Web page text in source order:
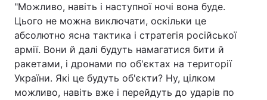
Тема оформлення
"Можливо, навіть і наступної ночі вона буде.
Цього не можна виключати, оскільки це
абсолютно ясна тактика і стратегія російської
армії. Вони й далі будуть намагатися бити й
ракетами, і дронами по об'єктах на території
України. Які це будуть об'єкти? Ну, цілком
можливо, навіть вже і перейдуть до ударів по